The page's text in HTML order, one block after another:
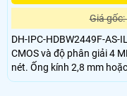
Giá gốc:
DH-IPC-HDBW2449F-
CMOS và độ phân giải 4
nét. Ống kính 2,8 mm
đến 101° hoặc 83°. Đèn